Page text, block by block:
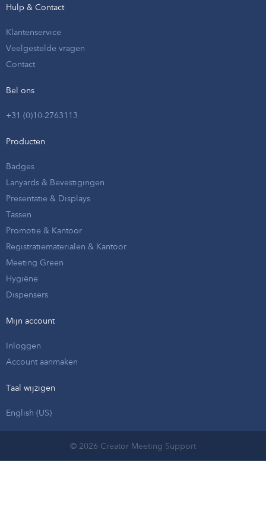
Hulp & Contact
Klantenservice
Veelgestelde vragen
Contact
Bel ons
+31 (0)10-2763113
Producten
Badges
Lanyards & Bevestigingen
Presentatie & Displays
Tassen
Promotie & Kantoor
Registratiematerialen & Kantoor
Meeting Green
Hygiëne
Dispensers
Mijn account
Inloggen
Account aanmaken
Taal wijzigen
English (US)
© 2026 Creator Meeting Support